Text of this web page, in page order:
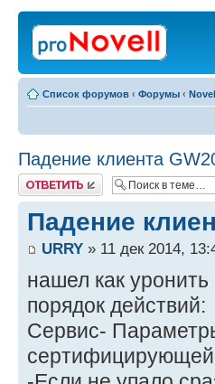
Список форумов ‹ Форумы ‹
Падение клиента
Ответить
Падение
URRY » 11 дек 2014,
нашел как
порядок действий:
Сервис-